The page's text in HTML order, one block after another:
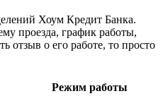
Хоум Кредит Банка.
проезда, график работы,
отзыв о его работе, то просто
Режим работы